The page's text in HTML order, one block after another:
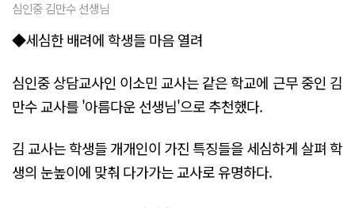
심인중 김만수 선생님
◆세심한 배려에 학생들 마음 열려
심인중 상담교사인 이소민 교사는 같은 학교에 근무 중인 김
만수 교사를 '아름다운 선생님'으로 추천했다.
김 교사는 학생들 개개인이 가진 특징들을 세심하게 살펴 학
생의 눈높이에 맞춰 다가가는 교사로 유명하다.